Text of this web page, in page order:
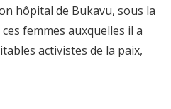
hôpital de Bukavu, sous la
femmes auxquelles il a
activistes de la paix,